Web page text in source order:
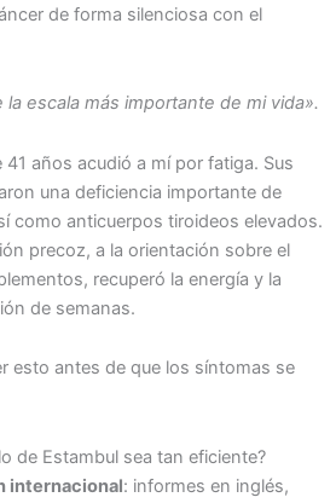
de forma silenciosa con el
la escala más importante de mi vida».
años acudió a mí por fatiga. Sus
una deficiencia importante de
como anticuerpos tiroideos elevados.
precoz, a la orientación sobre el
recuperó la energía y la
de semanas.
esto antes de que los síntomas se
de Estambul sea tan eficiente?
internacional: informes en inglés,